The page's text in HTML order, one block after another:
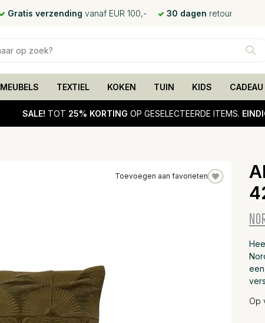
Gratis verzending vanaf EUR 100,- 30 dagen retour
MEUBELS TEXTIEL KOKEN TUIN KIDS CADEAU
SALE! TOT 25% KORTING OP GESELECTEERDE ITEMS.
Toevoegen aan favorieten
Op